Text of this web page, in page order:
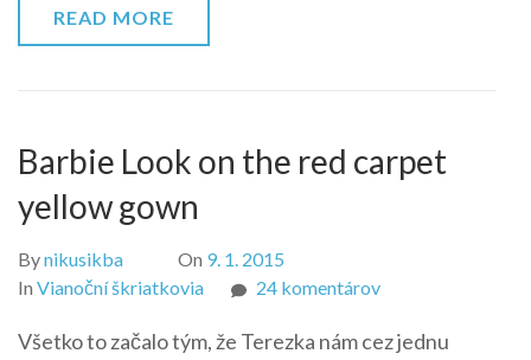
READ MORE
Barbie Look on the red carpet
yellow gown
Bynikusikba On 9. 1. 2015
In Vianoční škriatkovia 24 komentárovna
Look
Všetko to začalo tým, že Terezka nám cez jednu